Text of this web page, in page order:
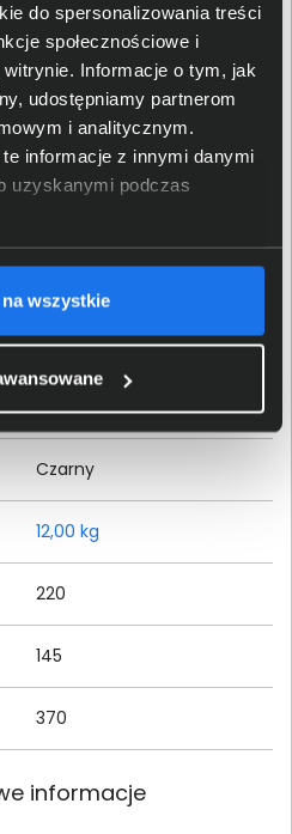
do spersonalizowania treści
społecznościowe i
Informacje o tym, jak
udostępniamy partnerom
i analitycznym.
informacje z innymi danymi
uzyskanymi podczas
wszystkie
230- V
166-278V
USB typ B
fizyczne
Tower
Czarny
12,00 kg
220
145
370
informacje